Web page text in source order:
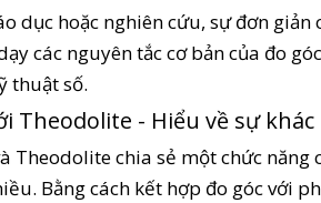
dục hoặc nghiên cứu, sự đơn
các nguyên tắc cơ bản của đo
thuật số.
Theodolite - Hiểu về sự
Theodolite chia sẻ một chức năng
Bằng cách kết hợp đo góc với